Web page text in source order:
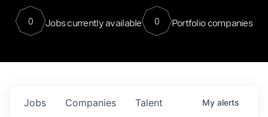
0 Jobs currently available 0 Portfolio companies
Jobs Companies Talent My alerts